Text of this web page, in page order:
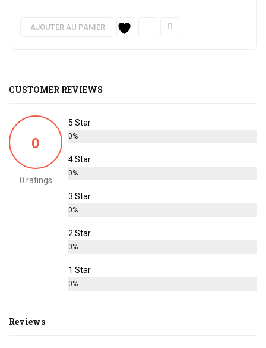
AJOUTER AU PANIER
CUSTOMER REVIEWS
0
0 ratings
5 Star
0%
4 Star
0%
3 Star
0%
2 Star
0%
1 Star
0%
Reviews